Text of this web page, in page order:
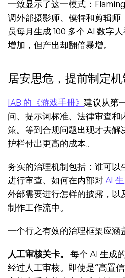
一致显示了这一模式：
调外部摄影师、模特和剪辑师
员每月生成 100 多个 AI 数字
增加，但产出却翻倍暴增。
居安思危，提前制定
IAB 的《游戏手册》 建议从第
问、提示词标准、法律审查和
策。等到合规问题出现才去解
护栏付出更高的成本。
务实的治理机制包括：谁可以
进行审查、如何在内部对 AI
外部需要进行怎样的披露，以
制作工作流中。
一个行之有效的治理框架应涵
人工审核关卡。
每个 AI 生成
经过人工审核。即使是“高置信